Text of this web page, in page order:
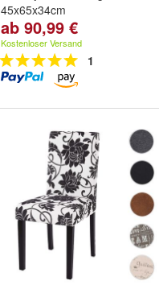
45x65x34cm
Variante:Grauund
ab 90,99 €
Kostenloser Versand
1